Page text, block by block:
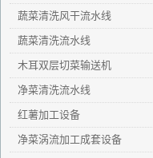
蔬菜清洗风干流水线
蔬菜清洗流水线
木耳双层切菜输送机
净菜清洗流水线
红薯加工设备
净菜涡流加工成套设备